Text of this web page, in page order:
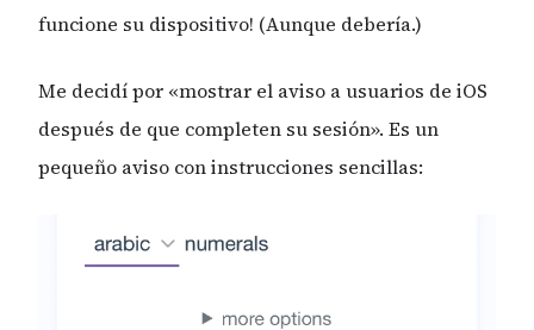
funcione su dispositivo! (Aunque debería.)
Me decidí por «mostrar el aviso a usuarios de iOS
después de que completen su sesión». Es un
pequeño aviso con instrucciones sencillas: